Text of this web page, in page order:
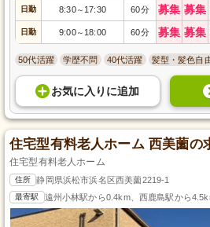
日勤 8:30～ 17:30 60分 募集 募集
日勤 9:00～ 18:00 60分 募集 募集
50代活躍 学歴不問 40代活躍 髪型・髪色自
お気に入り に追加
住宅型有料老人ホーム 西美薗の
住宅型有料老人ホーム
住所 静岡県浜松市浜名区西美薗2219-1
最寄駅 遠州小林駅から0.4km、西鹿島駅から